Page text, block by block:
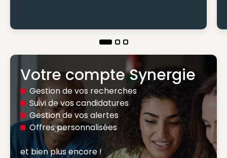
Votre compte Synergie
Gestion de vos recherches
Suivi de vos candidatures
Gestion de vos alertes
Offres personnalisées
et bien plus encore !